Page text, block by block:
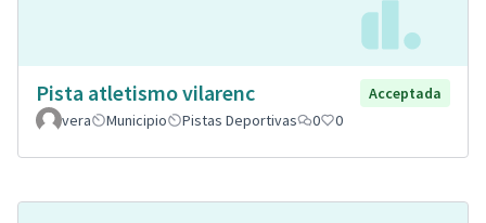
Pista atletismo vilarenc
Acceptada
vera
Municipio Pistas Deportivas 0 0